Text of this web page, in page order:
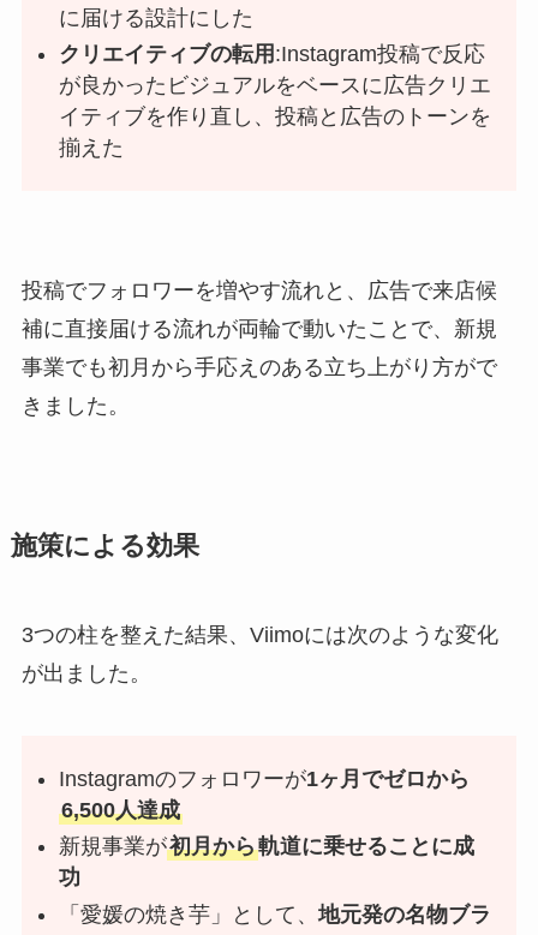
に届ける設計にした
クリエイティブの転用 :Instagram投稿で反応
が良かったビジュアルをベースに広告クリエ
イティブを作り直し、投稿と広告のトーンを
揃えた
投稿でフォロワーを増やす流れと、広告で来店候
補に直接届ける流れが両輪で動いたことで、新規
事業でも初月から手応えのある立ち上がり方がで
きました。
施策による効果
3つの柱を整えた結果、Viimoには次のような変化
が出ました。
Instagramのフォロワーが1ヶ月でゼロから
6,500人達成
新規事業が初月から軌道に乗せることに成
功
「愛媛の焼き芋」として、地元発の名物ブラ